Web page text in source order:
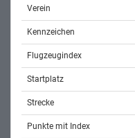
Verein
Kennzeichen
Flugzeugindex
Startplatz
Strecke
Punkte mit Index